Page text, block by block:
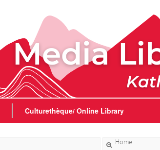
Culturethèque/ Online Library
Home